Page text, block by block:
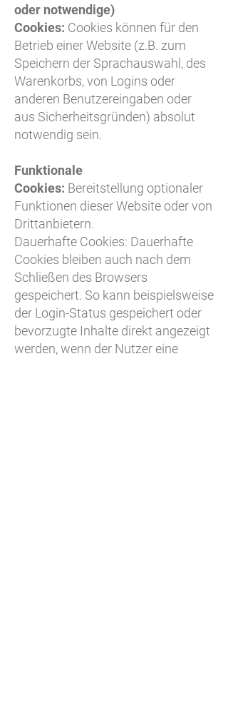
oder notwendige)
Cookies: Cookies können für den
Betrieb einer Website (z.B. zum
Speichern der Sprachauswahl, des
Warenkorbs, von Logins oder
anderen Benutzereingaben oder
aus Sicherheitsgründen) absolut
notwendig sein.
Funktionale
Cookies: Bereitstellung optionaler
Funktionen dieser Website oder von
Drittanbietern.
Dauerhafte Cookies: Dauerhafte
Cookies bleiben auch nach dem
Schließen des Browsers
gespeichert. So kann beispielsweise
der Login-Status gespeichert oder
bevorzugte Inhalte direkt angezeigt
werden, wenn der Nutzer eine